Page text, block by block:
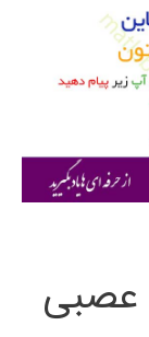
عصبی